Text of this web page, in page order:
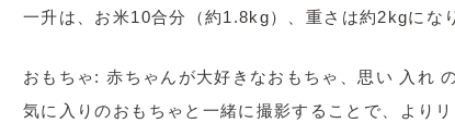
一升は、お米10合分（約1.8kg）、重さは約2kgにな
おもちゃ: 赤ちゃんが大好きなおもちゃ、思い 入れ
気に入りのおもちゃと一緒に撮影することで、より